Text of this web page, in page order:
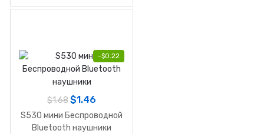
-$0.22
$1.68 $1.46
S530 мини Беспроводной
Bluetooth наушники